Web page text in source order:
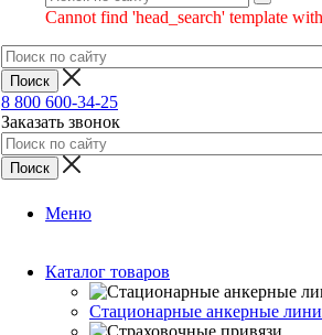
Cannot find 'head_search' template
8 800 600-34-25
Заказать звонок
Меню
Каталог товаров
Стационарные анкерные